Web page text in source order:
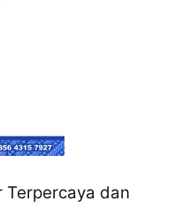
Terpercaya dan